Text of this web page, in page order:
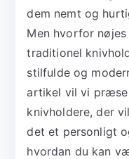
dem nemt og
Men hvorfor
traditionel
stilfulde og
artikel vil vi
knivholdere, der
det et personligt
hvordan du kan